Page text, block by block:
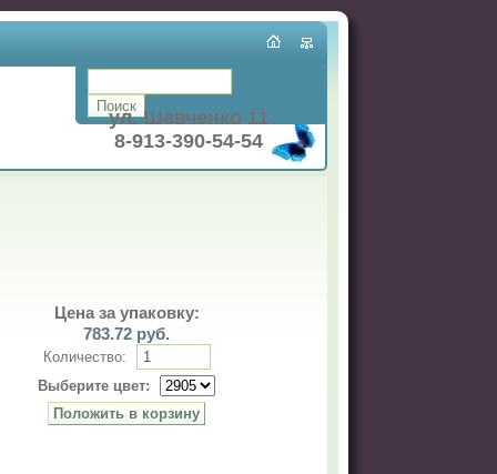
ул. Шевченко 11
8-913-390-54-54
Цена за упаковку:
783.72 руб.
Количество:
Выберите цвет: